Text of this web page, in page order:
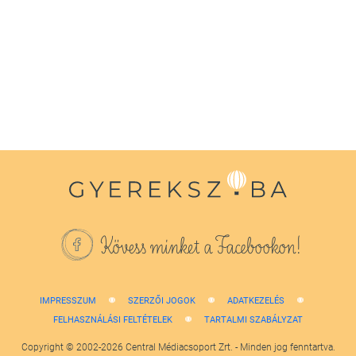
Kövess minket a Facebookon!
IMPRESSZUM SZERZŐI JOGOK
ADATKEZELÉS
FELHASZNÁLÁSI FELTÉTELEK
TARTALMI SZABÁLYZAT
Copyright © 2002-2026 Central Médiacsoport Zrt. - Minden jog fenntartva.